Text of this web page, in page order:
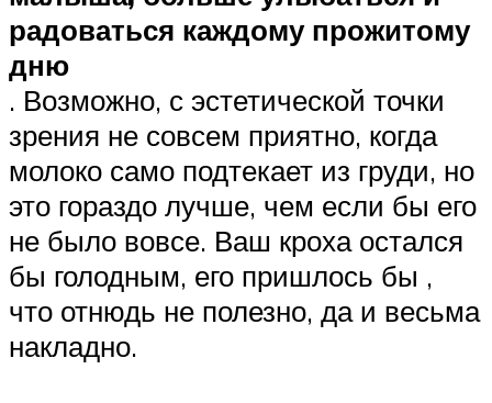
радоваться каждому прожитому
дню
. Возможно, с эстетической точки
зрения не совсем приятно, когда
молоко само подтекает из груди, но
это гораздо лучше, чем если бы его
не было вовсе. Ваш кроха остался
бы голодным, его пришлось бы ,
что отнюдь не полезно, да и весьма
накладно.